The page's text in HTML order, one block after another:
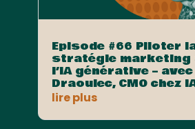
Episode #66 Piloter
stratégie marketing
l’IA générative –
Draoulec, CMO chez
lire plus